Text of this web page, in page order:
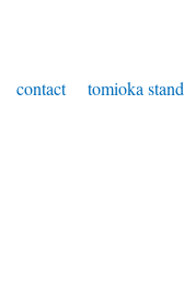
contact tomioka stand